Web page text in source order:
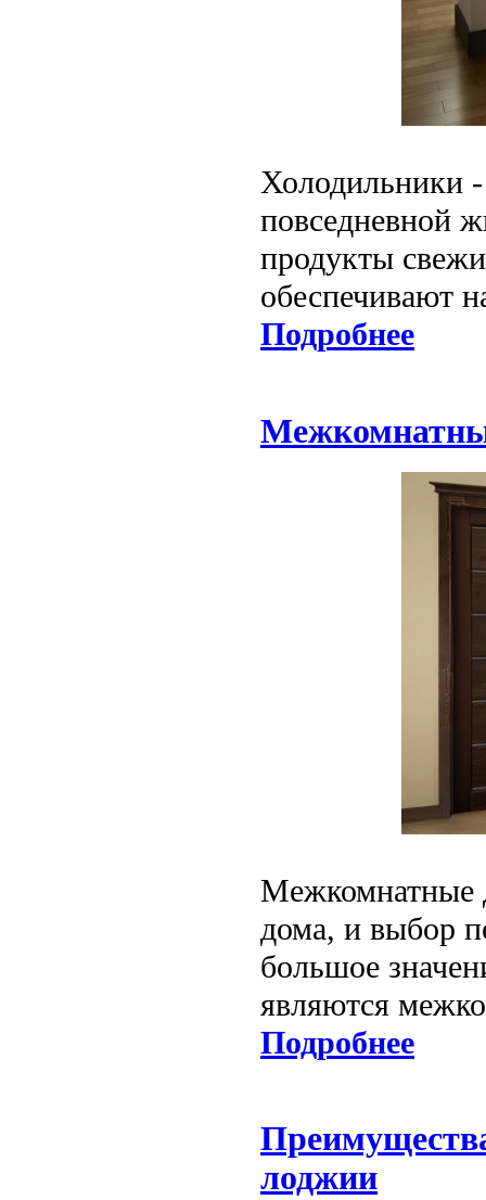
Холодильники
повседневной
продукты
обеспечивают
Подробнее
Межкомнатные
дома, и выбор
большое
являются
Подробнее
лоджии